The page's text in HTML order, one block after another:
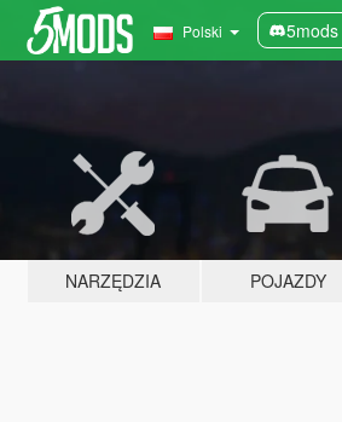
Polski
NARZĘDZIA POJAZDY